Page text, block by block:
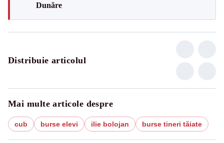
Dunăre
Distribuie articolul
Mai multe articole despre
cub burse elevi ilie bolojan burse tineri tăiate